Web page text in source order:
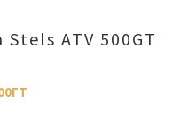
ATV 500GT